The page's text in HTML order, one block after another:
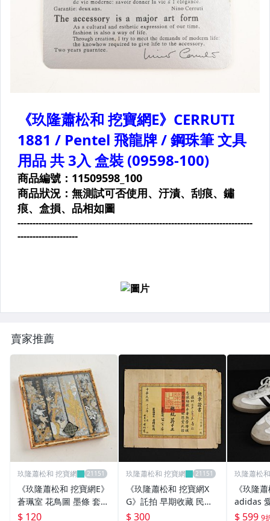
賣家推薦
玖隆蕭松和 挖寶網
《玖隆蕭松和 挖寶網E》
蒼珮室 花鳥圖 墨條 套組
文房之寶 盒裝(13414)
$ 120
玖隆蕭松和 挖寶網
《玖隆蕭松和 挖寶網X
G》託拍 早期收藏 民國
55年 總統蔣中正 國防部
$ 300
玖隆蕭松
《玖隆
adidas
焦糖底
$ 599 9